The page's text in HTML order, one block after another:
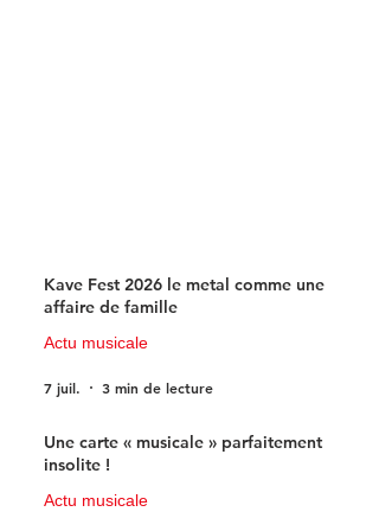
Kave Fest 2026 le metal comme une
affaire de famille
Actu musicale
7 juil. 3 min de lecture
Une carte « musicale » parfaitement
insolite !
Actu musicale